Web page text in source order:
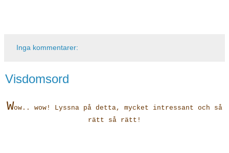
Inga kommentarer:
Visdomsord
Wow.. wow! Lyssna på detta, mycket intressant och så
rätt så rätt!